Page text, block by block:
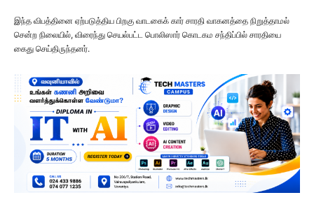
இந்த விபத்தினை ஏற்படுத்திய பிறகு வாடகைக் கார் சாரதி வாகனத்தை நிறுத்தாமல்
சென்ற நிலையில், விரைந்து செயல்பட்ட பொலிஸார் கொடகம சந்திப்பில் சாரதியை
கைது செய்திருந்தனர்.